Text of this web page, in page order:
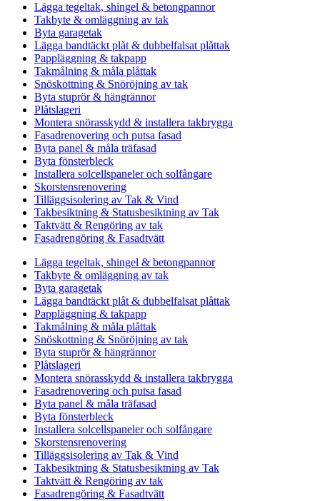
Lägga tegeltak, shingel & betongpannor
Takbyte & omläggning av tak
Byta garagetak
Lägga bandtäckt plåt & dubbelfalsat plåttak
Pappläggning & takpapp
Takmålning & måla plåttak
Snöskottning & Snöröjning av tak
Byta stuprör & hängrännor
Plåtslageri
Montera snörasskydd & installera takbrygga
Fasadrenovering och putsa fasad
Byta panel & måla träfasad
Byta fönsterbleck
Installera solcellspaneler och solfångare
Skorstensrenovering
Tilläggsisolering av Tak & Vind
Takbesiktning & Statusbesiktning av Tak
Taktvätt & Rengöring av tak
Fasadrengöring & Fasadtvätt
Lägga tegeltak, shingel & betongpannor
Takbyte & omläggning av tak
Byta garagetak
Lägga bandtäckt plåt & dubbelfalsat plåttak
Pappläggning & takpapp
Takmålning & måla plåttak
Snöskottning & Snöröjning av tak
Byta stuprör & hängrännor
Plåtslageri
Montera snörasskydd & installera takbrygga
Fasadrenovering och putsa fasad
Byta panel & måla träfasad
Byta fönsterbleck
Installera solcellspaneler och solfångare
Skorstensrenovering
Tilläggsisolering av Tak & Vind
Takbesiktning & Statusbesiktning av Tak
Taktvätt & Rengöring av tak
Fasadrengöring & Fasadtvätt